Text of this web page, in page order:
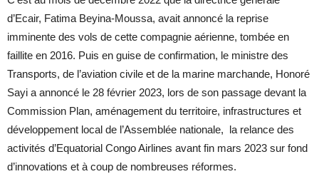
d’Ecair, Fatima Beyina-Moussa, avait annoncé la reprise
imminente des vols de cette compagnie aérienne, tombée en
faillite en 2016. Puis en guise de confirmation, le ministre des
Transports, de l’aviation civile et de la marine marchande, Honoré
Sayi a annoncé le 28 février 2023, lors de son passage devant la
Commission Plan, aménagement du territoire, infrastructures et
développement local de l’Assemblée nationale, la relance des
activités d’Equatorial Congo Airlines avant fin mars 2023 sur fond
d’innovations et à coup de nombreuses réformes.